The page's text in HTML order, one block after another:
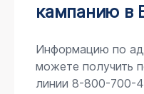
кампанию в
Информацию по
можете получить
линии 8-800-700-